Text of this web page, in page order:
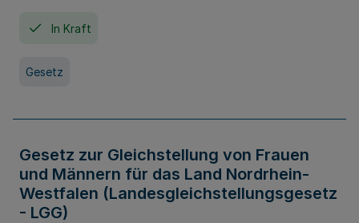
In Kraft
Gesetz
Gesetz zur Gleichstellung von Frauen
und Männern für das Land Nordrhein-
Westfalen (Landesgleichstellungsgesetz
- LGG)